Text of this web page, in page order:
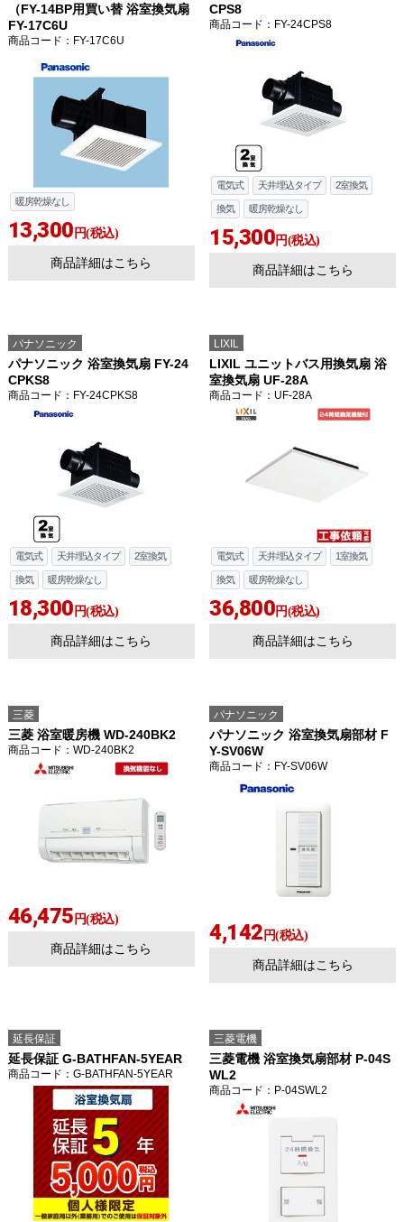
（FY-14BP用買い替 浴室換気扇
FY-17C6U
商品コード ：FY-17C6U
暖房乾燥なし
13,300 円(税込)
商品詳細はこちら
CPS8
商品コード ：FY-24CPS8
電気式 天井埋込タイプ 2室換気
換気 暖房乾燥なし
15,300円(税込)
商品詳細はこちら
パナソニック
パナソニック 浴室換気扇 FY-24
CPKS8
商品コード ：FY-24CPKS8
電気式 天井埋込タイプ 2室換気
換気 暖房乾燥なし
18,300 円(税込)
商品詳細はこちら
LIXIL
LIXIL ユニットバス用換気扇 浴
室換気扇 UF-28A
商品コード ：UF-28A
電気式 天井埋込タイプ 1室換気
換気 暖房乾燥なし
36,800円(税込)
商品詳細はこちら
三菱
三菱 浴室暖房機 WD-240BK2
商品コード ：WD-240BK2
46,475 円(税込)
商品詳細はこちら
パナソニック
パナソニック 浴室換気扇部材 F
Y-SV06W
商品コード ：FY-SV06W
4,142 円(税込)
商品詳細はこちら
延長保証
延長保証 G-BATHFAN-5YEAR
商品コード ：G-BATHFAN-5YEAR
三菱電機
三菱電機 浴室換気扇部材 P-04S
WL2
商品コード ：P-04SWL2
お買い物を続ける カートへ進む